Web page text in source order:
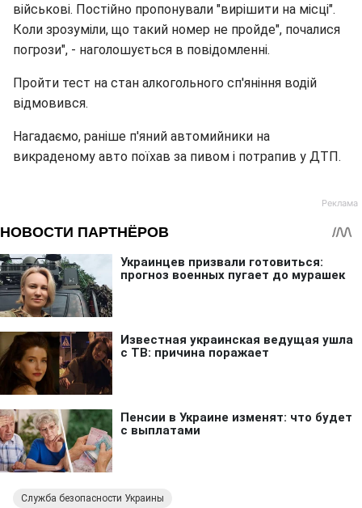
військові. Постійно пропонували "вирішити на місці".
Коли зрозуміли, що такий номер не пройде", почалися
погрози", - наголошується в повідомленні.
Пройти тест на стан алкогольного сп'яніння водій
відмовився.
Нагадаємо, раніше п'яний автомийники на
викраденому авто поїхав за пивом і потрапив у ДТП.
Служба безопасности Украины